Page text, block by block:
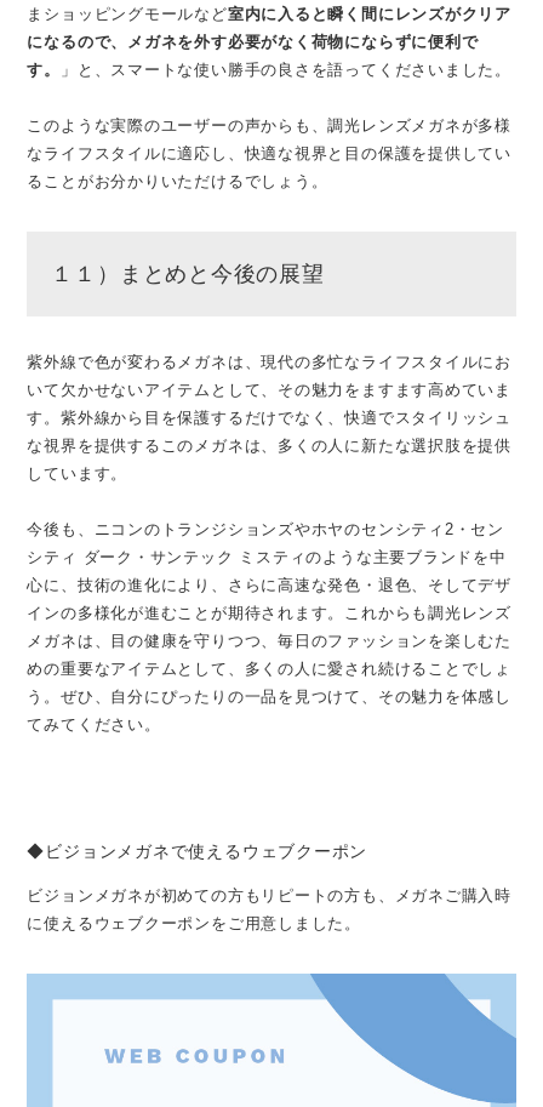
まショッピングモールなど室内に入ると瞬く間にレンズがクリア
になるので、メガネを外す必要がなく荷物にならずに便利で
す。
」と、スマートな使い勝手の良さを語ってくださいました。
このような実際のユーザーの声からも、調光レンズメガネが多様
なライフスタイルに適応し、快適な視界と目の保護を提供してい
ることがお分かりいただけるでしょう。
１１）まとめと今後の展望
紫外線で色が変わるメガネは、現代の多忙なライフスタイルにお
いて欠かせないアイテムとして、その魅力をますます高めていま
す。紫外線から目を保護するだけでなく、快適でスタイリッシュ
な視界を提供するこのメガネは、多くの人に新たな選択肢を提供
しています。
今後も、ニコンのトランジションズやホヤのセンシティ2・セン
シティ ダーク・サンテック ミスティのような主要ブランドを中
心に、技術の進化により、さらに高速な発色・退色、そしてデザ
インの多様化が進むことが期待されます。これからも調光レンズ
メガネは、目の健康を守りつつ、毎日のファッションを楽しむた
めの重要なアイテムとして、多くの人に愛され続けることでしょ
う。ぜひ、自分にぴったりの一品を見つけて、その魅力を体感し
てみてください。
◆ビジョンメガネで使えるウェブクーポン
ビジョンメガネが初めての方もリピートの方も、メガネご購入時
に使えるウェブクーポンをご用意しました。